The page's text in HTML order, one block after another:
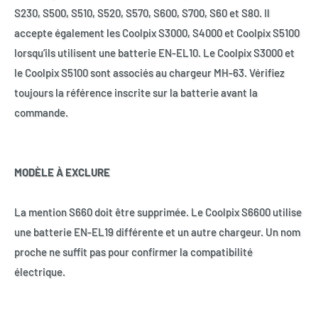
S230, S500, S510, S520, S570, S600, S700, S60 et S80. Il
accepte également les Coolpix S3000, S4000 et Coolpix S5100
lorsqu’ils utilisent une batterie EN-EL10. Le Coolpix S3000 et
le Coolpix S5100 sont associés au chargeur MH-63. Vérifiez
toujours la référence inscrite sur la batterie avant la
commande.
MODÈLE À EXCLURE
La mention S660 doit être supprimée. Le Coolpix S6600 utilise
une batterie EN-EL19 différente et un autre chargeur. Un nom
proche ne suffit pas pour confirmer la compatibilité
électrique.